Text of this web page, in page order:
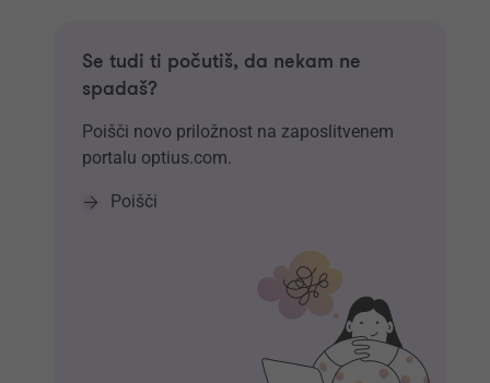
Se tudi ti počutiš, da nekam ne
spadaš?
Poišči novo priložnost na zaposlitvenem
portalu optius.com.
Poišči